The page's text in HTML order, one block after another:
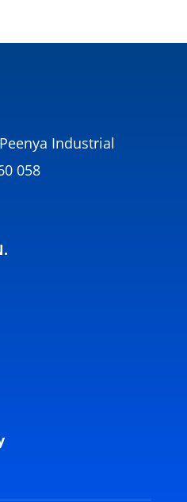
Industrial
058